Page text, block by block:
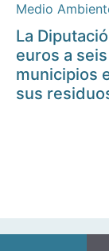
Medio
La
euros a
municipios
sus